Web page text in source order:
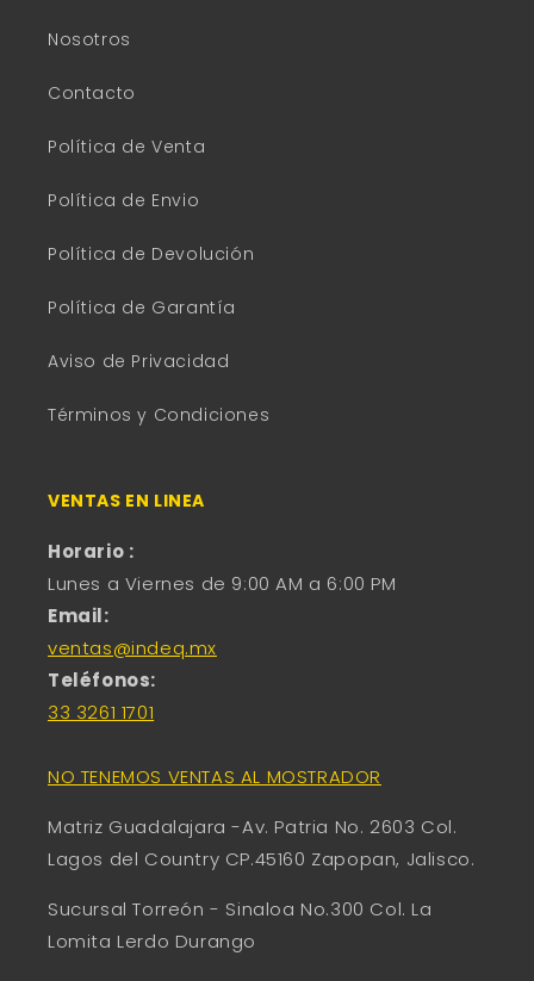
Nosotros
Contacto
Política de Venta
Política de Envio
Política de Devolución
Política de Garantía
Aviso de Privacidad
Términos y Condiciones
VENTAS EN LINEA
Horario :
Lunes a Viernes de 9:00 AM a 6:00 PM
Email:
ventas@indeq.mx
Teléfonos:
33 3261 1701
NO TENEMOS VENTAS AL MOSTRADOR
Matriz Guadalajara -Av. Patria No. 2603 Col.
Lagos del Country CP.45160 Zapopan, Jalisco.
Sucursal Torreón - Sinaloa No.300 Col. La
Lomita Lerdo Durango